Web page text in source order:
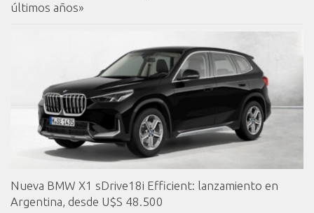
últimos años»
Nueva BMW X1 sDrive18i Efficient: lanzamiento en
Argentina, desde U$S 48.500